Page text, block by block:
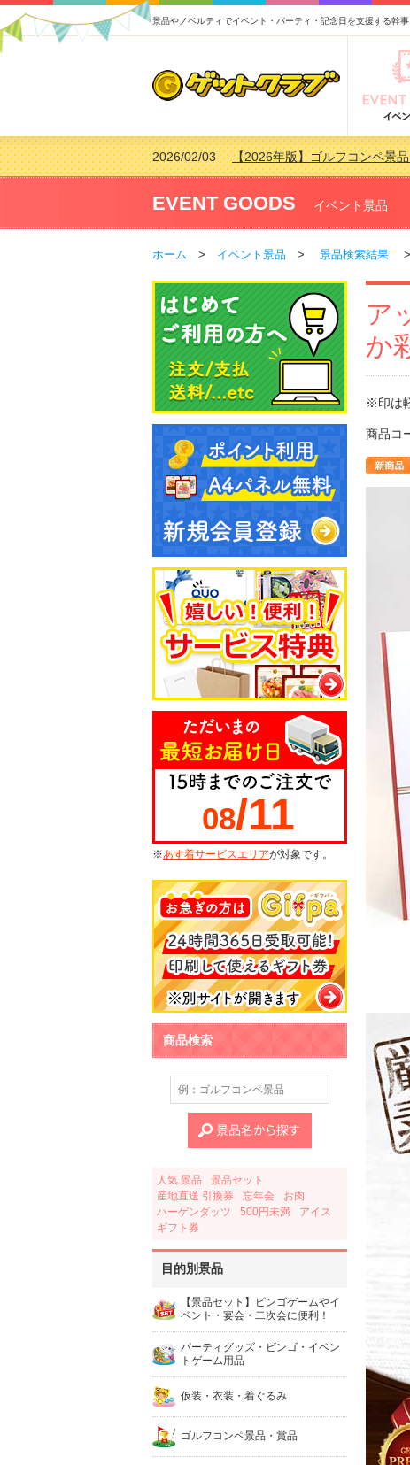
景品やノベルティでイベント・パーティ・記念日を支援する幹事
2026/02/03【2026年版】ゴルフコンペ景
2026/07/15【2026年版】ビンゴゲーム景
2026/04/03【2026年版】ゴルフコンペ景
2026/02/16【2026年版】結婚式の二次会
EVENT GOODS イベント景品
ホーム > イベント景品 > 景品検索結果 >
08/11
※あす着サービスエリアが対象です。
商品検索
人気 景品
景品セット
産地直送 引換券
忘年会
お肉
ハーゲンダッツ
500円未満
アイス
ギフト券
目的別景品
【景品セット】ビンゴゲームやイ
ベント・宴会・二次会に便利！
パーティグッズ・ビンゴ・イベン
トゲーム用品
仮装・衣装・着ぐるみ
ゴルフコンペ景品・賞品
ア
か
※印は
商品コ